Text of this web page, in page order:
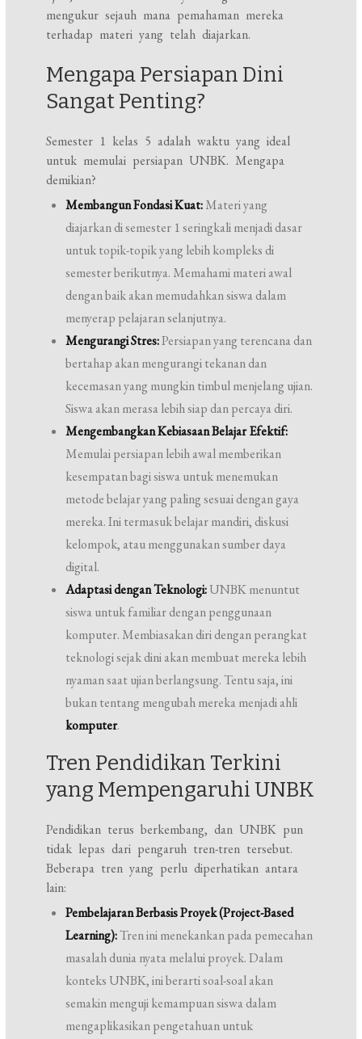
mengukur sejauh mana pemahaman mereka
terhadap materi yang telah diajarkan.
Mengapa Persiapan Dini
Sangat Penting?
Semester 1 kelas 5 adalah waktu yang ideal
untuk memulai persiapan UNBK. Mengapa
demikian?
Membangun Fondasi Kuat:Materi yang
diajarkan di semester 1 seringkali menjadi dasar
untuk topik-topik yang lebih kompleks di
semester berikutnya. Memahami materi awal
dengan baik akan memudahkan siswa dalam
menyerap pelajaran selanjutnya.
Mengurangi Stres:Persiapan yang terencana dan
bertahap akan mengurangi tekanan dan
kecemasan yang mungkin timbul menjelang ujian.
Siswa akan merasa lebih siap dan percaya diri.
Mengembangkan Kebiasaan Belajar Efektif:
Memulai persiapan lebih awal memberikan
kesempatan bagi siswa untuk menemukan
metode belajar yang paling sesuai dengan gaya
mereka. Ini termasuk belajar mandiri, diskusi
kelompok, atau menggunakan sumber daya
digital.
Adaptasi dengan Teknologi:UNBK menuntut
siswa untuk familiar dengan penggunaan
komputer. Membiasakan diri dengan perangkat
teknologi sejak dini akan membuat mereka lebih
nyaman saat ujian berlangsung. Tentu saja, ini
bukan tentang mengubah mereka menjadi ahli
komputer.
Tren Pendidikan Terkini
yang Mempengaruhi UNBK
Pendidikan terus berkembang, dan UNBK pun
tidak lepas dari pengaruh tren-tren tersebut.
Beberapa tren yang perlu diperhatikan antara
lain:
Pembelajaran Berbasis Proyek (Project-Based
Learning):Tren ini menekankan pada pemecahan
masalah dunia nyata melalui proyek. Dalam
konteks UNBK, ini berarti soal-soal akan
semakin menguji kemampuan siswa dalam
mengaplikasikan pengetahuan untuk